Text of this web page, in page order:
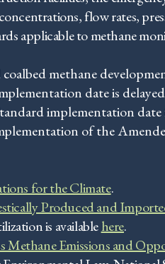
flow rates,
applicable to methane
methane
date is
implementation
of the
for the Climate.
Produced and
is availablehere.
Emissions and